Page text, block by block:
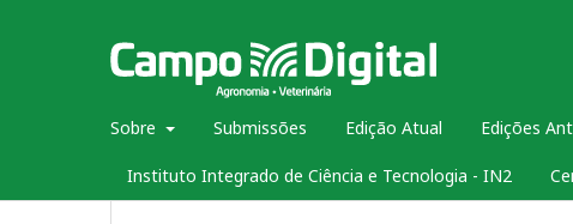
Sobre Submissões Edição Atual Edições
Instituto Integrado de Ciência e Tecnologia - IN2